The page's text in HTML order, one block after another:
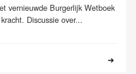
vernieuwde Burgerlijk Wetboek
Discussie over...